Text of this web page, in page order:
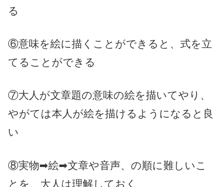
る
⑥意味を絵に描くことができると、式を立
てることができる
⑦大人が文章題の意味の絵を描いてやり、
やがては本人が絵を描けるようになると良
い
⑧実物➡絵➡文章や音声、の順に難しいこ
とを、大人は理解しておく